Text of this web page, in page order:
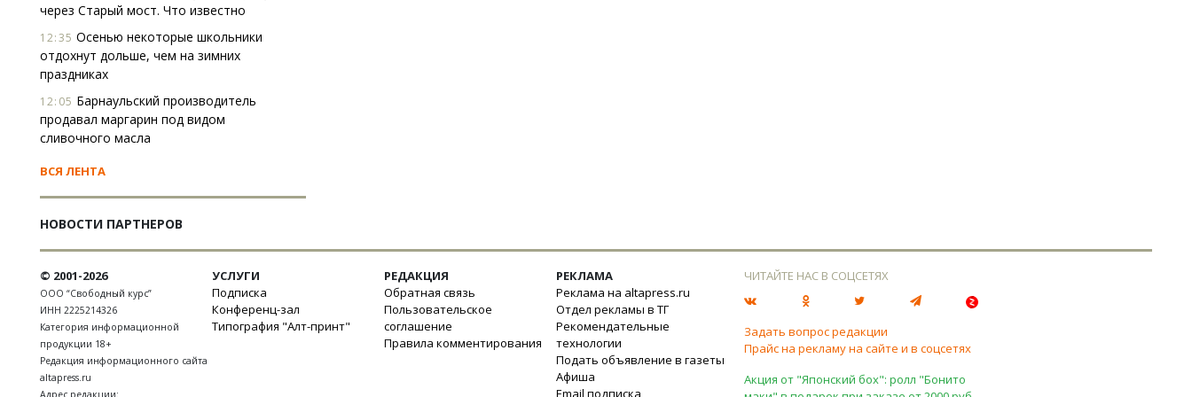
через Старый мост. Что известно
12:35 Осенью некоторые школьники
отдохнут дольше, чем на зимних
праздниках
12:05 Барнаульский производитель
продавал маргарин под видом
сливочного масла
ВСЯ ЛЕНТА
НОВОСТИ ПАРТНЕРОВ
© 2001-2026
ООО “Свободный курс”
ИНН 2225214326
Категория информационной
продукции 18+
Редакция информационного сайта
altapress.ru
Адрес редакции:
УСЛУГИ
Подписка
Конференц-зал
Типография "Алт-принт"
РЕДАКЦИЯ
Обратная связь
Пользовательское
соглашение
Правила комментирования
РЕКЛАМА
Реклама на altapress.ru
Отдел рекламы в ТГ
Рекомендательные
технологии
Подать объявление в газеты
Афиша
Email подписка
ЧИТАЙТЕ НАС В СОЦСЕТЯХ
Задать вопрос редакции
Прайс на рекламу на сайте и в соцсетях
Акция от "Японский бох": ролл "Бонито